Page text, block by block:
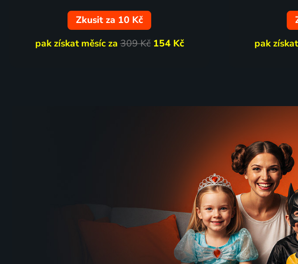
Zkusit za 10 Kč
pak získat měsíc za309 Kč 154 Kč
pak